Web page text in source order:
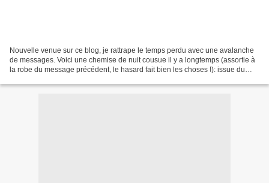
Nouvelle venue sur ce blog, je rattrape le temps perdu avec une avalanche
de messages. Voici une chemise de nuit cousue il y a longtemps (assortie à
la robe du message précédent, le hasard fait bien les choses !): issue du